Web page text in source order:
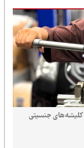
جنسیتی